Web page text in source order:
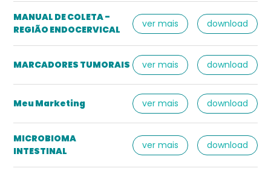
MANUAL DE COLETA -
REGIÃO ENDOCERVICAL
ver mais download
MARCADORES TUMORAIS ver mais download
Meu Marketing ver mais download
MICROBIOMA
INTESTINAL
ver mais download